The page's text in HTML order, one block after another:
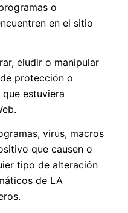
o
en el sitio
eludir o manipular
protección o
estuviera
virus, macros
que causen o
tipo de alteración
de LA